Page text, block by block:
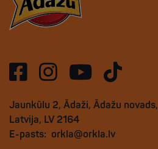
Jaunkūlu 2, Ādaži, Ādažu novads,
Latvija, LV 2164
E-pasts: orkla@orkla.lv